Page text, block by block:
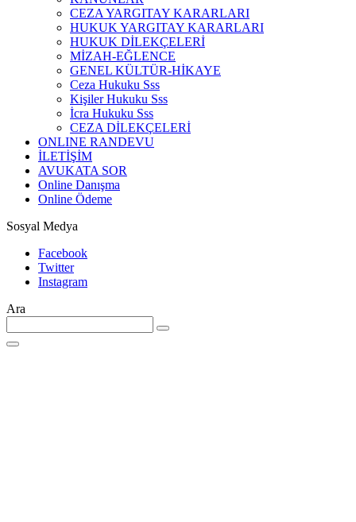
CEZA YARGITAY KARARLARI
HUKUK YARGITAY KARARLARI
HUKUK DİLEKÇELERİ
MİZAH-EĞLENCE
GENEL KÜLTÜR-HİKAYE
Ceza Hukuku Sss
Kişiler Hukuku Sss
İcra Hukuku Sss
CEZA DİLEKÇELERİ
ONLINE RANDEVU
İLETİŞİM
AVUKATA SOR
Online Danışma
Online Ödeme
Sosyal Medya
Facebook
Twitter
Instagram
Ara